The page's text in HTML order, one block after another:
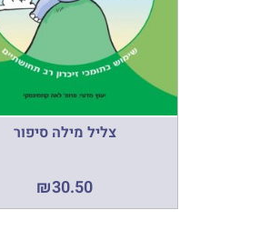
צליל מילה סיפור
₪30.50